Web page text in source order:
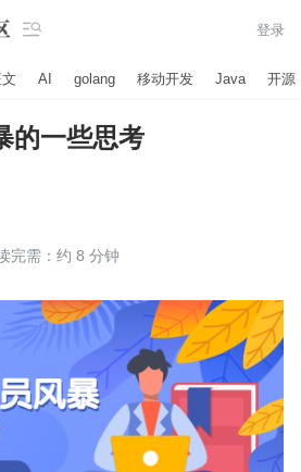
 登录
AI golang 移动开发 Java 开源
的一些思考
完需：约 8 分钟